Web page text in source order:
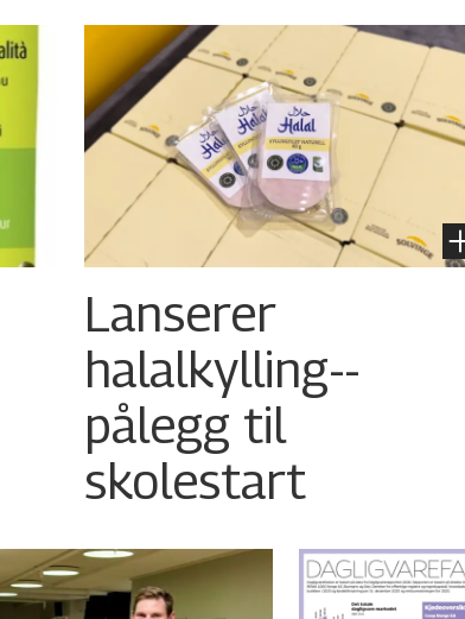
Lanserer
halalkylling-­
pålegg til
skolestart